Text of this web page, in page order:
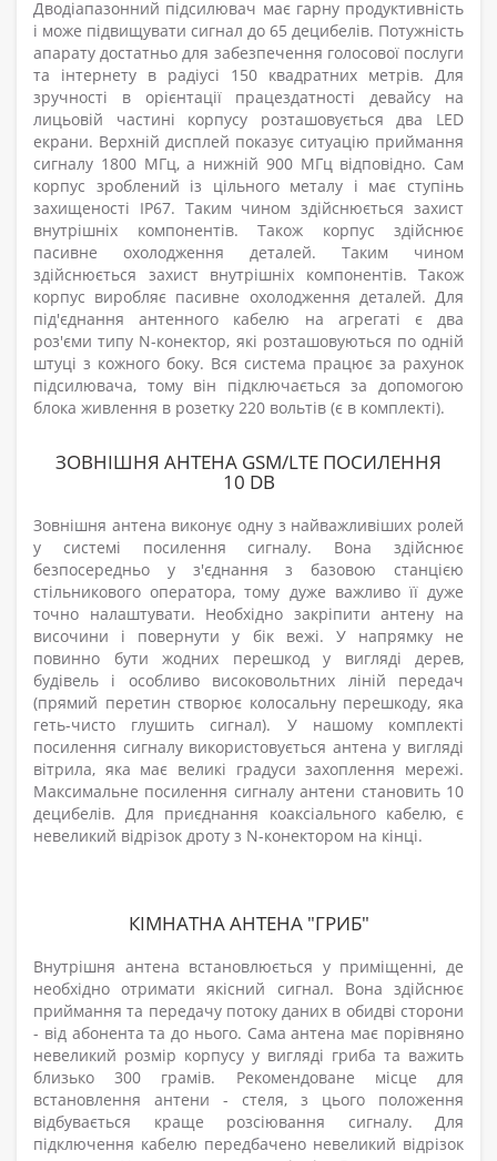
Дводіапазонний підсилювач має гарну продуктивність
і може підвищувати сигнал до 65 децибелів. Потужність
апарату достатньо для забезпечення голосової послуги
та інтернету в радіусі 150 квадратних метрів. Для
зручності в орієнтації працездатності девайсу на
лицьовій частині корпусу розташовується два LED
екрани. Верхній дисплей показує ситуацію приймання
сигналу 1800 МГц, а нижній 900 МГц відповідно. Сам
корпус зроблений із цільного металу і має ступінь
захищеності IP67. Таким чином здійснюється захист
внутрішніх компонентів. Також корпус здійснює
пасивне охолодження деталей. Таким чином
здійснюється захист внутрішніх компонентів. Також
корпус виробляє пасивне охолодження деталей. Для
під'єднання антенного кабелю на агрегаті є два
роз'єми типу N-конектор, які розташовуються по одній
штуці з кожного боку. Вся система працює за рахунок
підсилювача, тому він підключається за допомогою
блока живлення в розетку 220 вольтів (є в комплекті).
ЗОВНІШНЯ АНТЕНА GSM/LTE ПОСИЛЕННЯ
10 DB
Зовнішня антена виконує одну з найважливіших ролей
у системі посилення сигналу. Вона здійснює
безпосередньо у з'єднання з базовою станцією
стільникового оператора, тому дуже важливо її дуже
точно налаштувати. Необхідно закріпити антену на
височини і повернути у бік вежі. У напрямку не
повинно бути жодних перешкод у вигляді дерев,
будівель і особливо високовольтних ліній передач
(прямий перетин створює колосальну перешкоду, яка
геть-чисто глушить сигнал). У нашому комплекті
посилення сигналу використовується антена у вигляді
вітрила, яка має великі градуси захоплення мережі.
Максимальне посилення сигналу антени становить 10
децибелів. Для приєднання коаксіального кабелю, є
невеликий відрізок дроту з N-конектором на кінці.
КІМНАТНА АНТЕНА "ГРИБ"
Внутрішня антена встановлюється у приміщенні, де
необхідно отримати якісний сигнал. Вона здійснює
приймання та передачу потоку даних в обидві сторони
- від абонента та до нього. Сама антена має порівняно
невеликий розмір корпусу у вигляді гриба та важить
близько 300 грамів. Рекомендоване місце для
встановлення антени - стеля, з цього положення
відбувається краще розсіювання сигналу. Для
підключення кабелю передбачено невеликий відрізок